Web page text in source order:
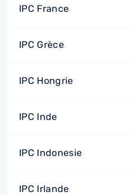
IPC France
IPC Grèce
IPC Hongrie
IPC Inde
IPC Indonesie
IPC Irlande